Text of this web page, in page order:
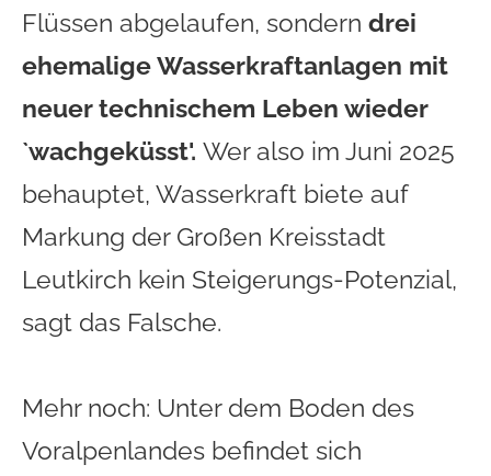
Flüssen abgelaufen, sondern drei
ehemalige Wasserkraftanlagen mit
neuer technischem Leben wieder
`wachgeküsst'. Wer also im Juni 2025
behauptet, Wasserkraft biete auf
Markung der Großen Kreisstadt
Leutkirch kein Steigerungs-Potenzial,
sagt das Falsche.
Mehr noch: Unter dem Boden des
Voralpenlandes befindet sich